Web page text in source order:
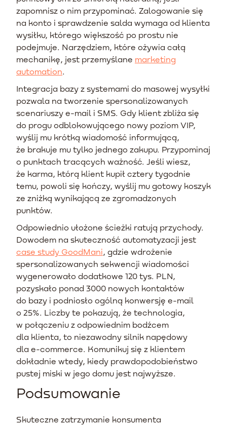
zapomnisz o nim przypominać. Zalogowanie się
na konto i sprawdzenie salda wymaga od klienta
wysiłku, którego większość po prostu nie
podejmuje. Narzędziem, które ożywia całą
mechanikę, jest przemyślane marketing
automation.
Integracja bazy z systemami do masowej wysyłki
pozwala na tworzenie spersonalizowanych
scenariuszy e-mail i SMS. Gdy klient zbliża się
do progu odblokowującego nowy poziom VIP,
wyślij mu krótką wiadomość informującą,
że brakuje mu tylko jednego zakupu. Przypominaj
o punktach tracących ważność. Jeśli wiesz,
że karma, którą klient kupił cztery tygodnie
temu, powoli się kończy, wyślij mu gotowy koszyk
ze zniżką wynikającą ze zgromadzonych
punktów.
Odpowiednio ułożone ścieżki ratują przychody.
Dowodem na skuteczność automatyzacji jest
case study GoodMani, gdzie wdrożenie
spersonalizowanych sekwencji wiadomości
wygenerowało dodatkowe 120 tys. PLN,
pozyskało ponad 3000 nowych kontaktów
do bazy i podniosło ogólną konwersję e-mail
o 25%. Liczby te pokazują, że technologia,
w połączeniu z odpowiednim bodźcem
dla klienta, to niezawodny silnik napędowy
dla e-commerce. Komunikuj się z klientem
dokładnie wtedy, kiedy prawdopodobieństwo
pustej miski w jego domu jest najwyższe.
Podsumowanie
Skuteczne zatrzymanie konsumenta